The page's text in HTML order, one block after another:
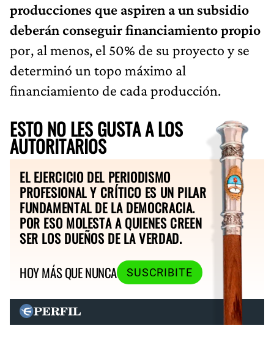
producciones que aspiren a un subsidio
deberán conseguir financiamiento propio
por, al menos, el 50% de su proyecto y se
determinó un topo máximo al
financiamiento de cada producción.
ESTO NO LES GUSTA A LOS
AUTORITARIOS
EL EJERCICIO DEL PERIODISMO
PROFESIONAL Y CRÍTICO ES UN PILAR
FUNDAMENTAL DE LA DEMOCRACIA.
POR ESO MOLESTA A QUIENES CREEN
SER LOS DUEÑOS DE LA VERDAD.
HOY MÁS QUE NUNCA
SUSCRIBITE